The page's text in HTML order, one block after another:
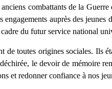
combattants de la
engagements auprès des
du futur service national
de toutes origines sociales. Ils
le devoir de mémoire
et redonner confiance à nos